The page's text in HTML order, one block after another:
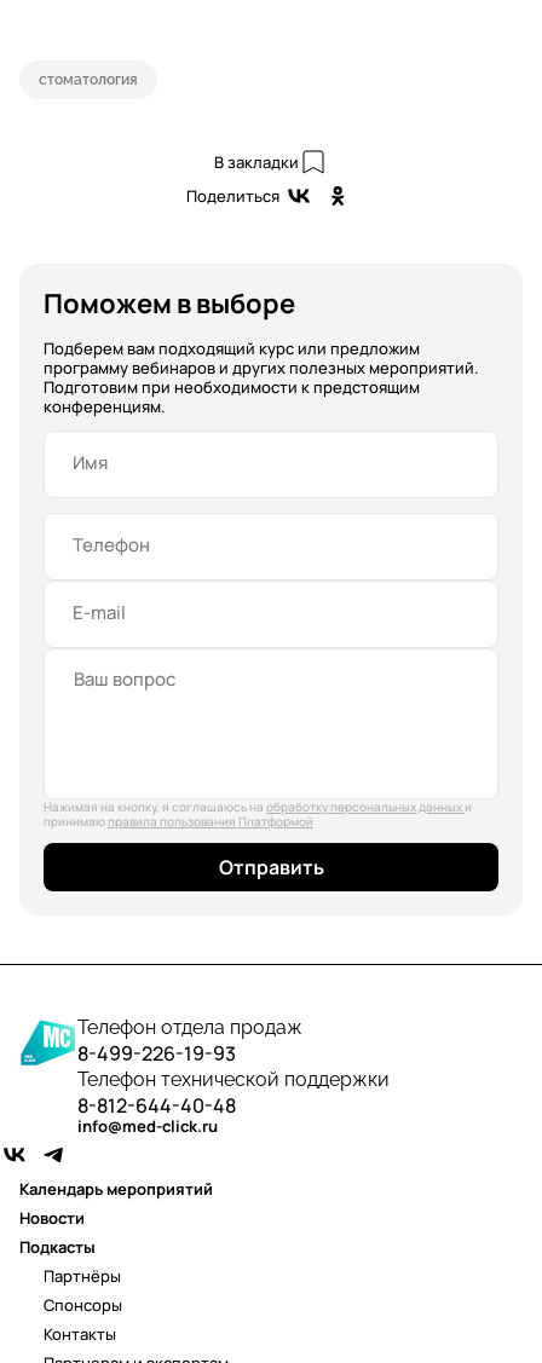
стоматология
В закладки
Поделиться
Поможем в выборе
Подберем вам подходящий курс или предложим
программу вебинаров и других полезных мероприятий.
Подготовим при необходимости к предстоящим
конференциям.
Имя
Телефон
E-mail
Нажимая на кнопку, я соглашаюсь на обработку персональных данных и
принимаю правила пользования Платформой
Отправить
Телефон отдела продаж
8-499-226-19-93
Телефон технической поддержки
8-812-644-40-48
info@med-click.ru
Календарь мероприятий
Новости
Подкасты
Партнёры
Спонсоры
Контакты